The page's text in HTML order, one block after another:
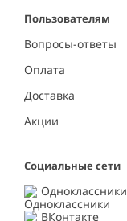
Пользователям
Вопросы-ответы
Оплата
Доставка
Акции
Социальные сети
Одноклассники
ВКонтакте